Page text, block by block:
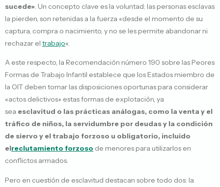
sucede». Un concepto clave es la voluntad: las personas esclavas
la pierden, son retenidas a la fuerza «desde el momento de su
captura, compra o nacimiento, y no se les permite abandonar ni
rechazar el trabajo«.
A este respecto, la Recomendación número 190 sobre las Peores
Formas de Trabajo Infantil establece que los Estados miembro de
la OIT deben tomar las disposiciones oportunas para considerar
«actos delictivos» estas formas de explotación, ya
sea esclavitud o las prácticas análogas, como la venta y el
tráfico de niños, la servidumbre por deudas y la condición
de siervo y el trabajo forzoso u obligatorio, incluido
elreclutamiento forzoso de menores para utilizarlos en
conflictos armados.
Pero en cuestión de esclavitud destacan sobre todo dos: la